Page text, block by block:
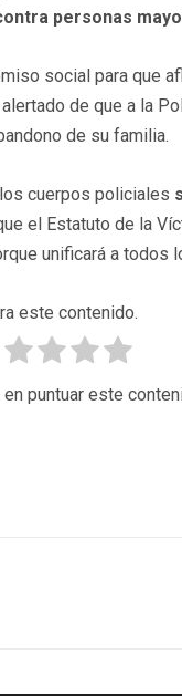
personas
social para que
de que a la
de su familia.
cuerpos policiales
el Estatuto de la
unificará a todos
este contenido.
puntuar este